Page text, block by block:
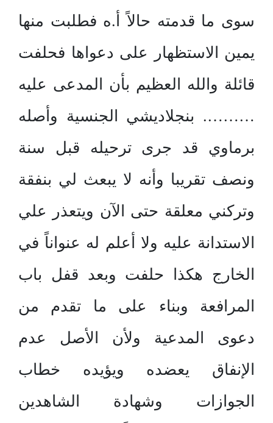
سوى ما قدمته حالاً أ.ه فطلبت منها
يمين الاستظهار على دعواها فحلفت
قائلة والله العظيم بأن المدعى عليه
………. بنجلاديشي الجنسية وأصله
برماوي قد جرى ترحيله قبل سنة
ونصف تقريبا وأنه لا يبعث لي بنفقة
وتركني معلقة حتى الآن ويتعذر علي
الاستدانة عليه ولا أعلم له عنواناً في
الخارج هكذا حلفت وبعد قفل باب
المرافعة وبناء على ما تقدم من
دعوى المدعية ولأن الأصل عدم
الإنفاق يعضده ويؤيده خطاب
الجوازات وشهادة الشاهدين